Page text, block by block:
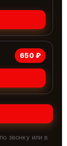
650 ₽
звонку или в